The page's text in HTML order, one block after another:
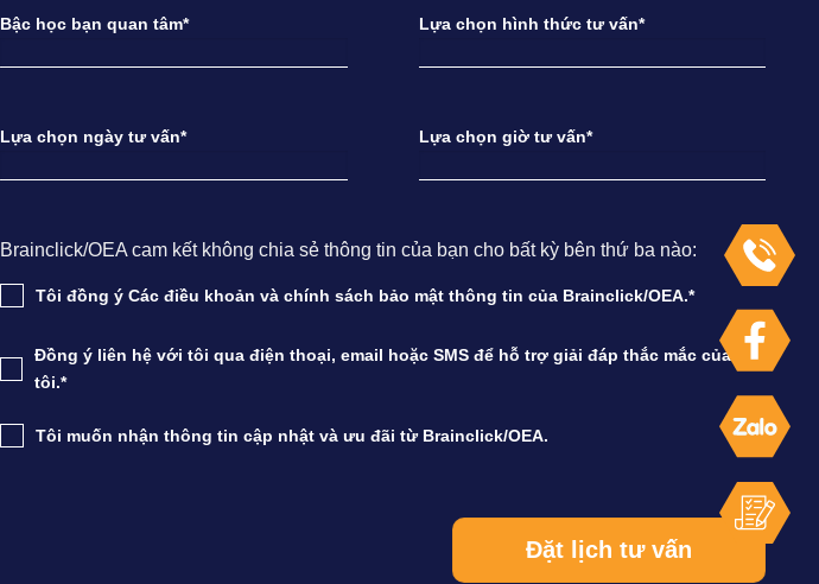
Bậc học bạn quan tâm* Lựa chọn hình thức tư vấn*
Lựa chọn ngày tư vấn* Lựa chọn giờ tư vấn*
Brainclick/OEA cam kết không chia sẻ thông tin của bạn cho bất kỳ bên thứ ba nào:
Tôi đồng ý Các điều khoản và chính sách bảo mật thông tin của Brainclick/OEA.*
Đồng ý liên hệ với tôi qua điện thoại, email hoặc SMS để hỗ trợ giải đáp thắc mắc của
tôi.*
Tôi muốn nhận thông tin cập nhật và ưu đãi từ Brainclick/OEA.